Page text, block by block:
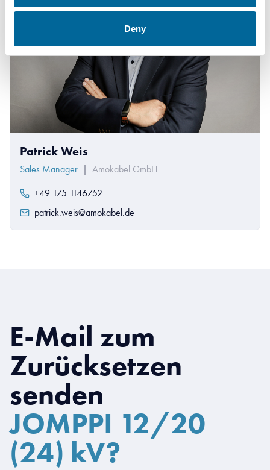
Deny
Patrick Weis
Sales Manager | Amokabel GmbH
+49 175 1146752
patrick.weis@amokabel.de
E-Mail zum
Zurücksetzen
senden
JOMPPI 12/20
(24) kV?